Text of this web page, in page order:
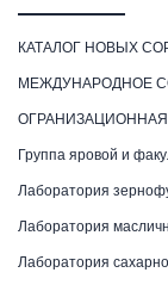
КАТАЛОГ НОВЫХ
МЕЖДУНАРОДНОЕ
ОГРАНИЗАЦИОННАЯ
Группа яровой и
Лаборатория
Лаборатория
Лаборатория